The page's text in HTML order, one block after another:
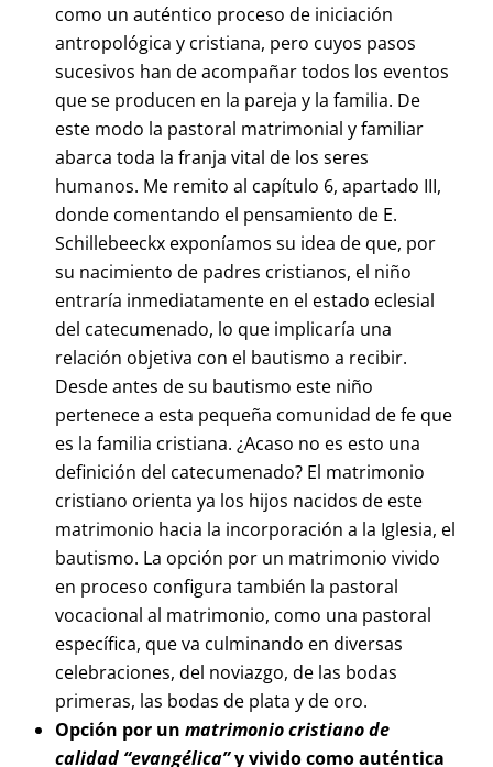
como un auténtico proceso de iniciación
antropológica y cristiana, pero cuyos pasos
sucesivos han de acompañar todos los eventos
que se producen en la pareja y la familia. De
este modo la pastoral matrimonial y familiar
abarca toda la franja vital de los seres
humanos. Me remito al capítulo 6, apartado III,
donde comentando el pensamiento de E.
Schillebeeckx exponíamos su idea de que, por
su nacimiento de padres cristianos, el niño
entraría inmediatamente en el estado eclesial
del catecumenado, lo que implicaría una
relación objetiva con el bautismo a recibir.
Desde antes de su bautismo este niño
pertenece a esta pequeña comunidad de fe que
es la familia cristiana. ¿Acaso no es esto una
definición del catecumenado? El matrimonio
cristiano orienta ya los hijos nacidos de este
matrimonio hacia la incorporación a la Iglesia, el
bautismo. La opción por un matrimonio vivido
en proceso configura también la pastoral
vocacional al matrimonio, como una pastoral
específica, que va culminando en diversas
celebraciones, del noviazgo, de las bodas
primeras, las bodas de plata y de oro.
Opción por un matrimonio cristiano de
calidad “evangélica”y vivido como auténtica